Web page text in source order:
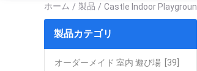
ホーム / 製品 / Castle Indoor
製品カテゴリ
オーダーメイド 室内 遊び場 [39]